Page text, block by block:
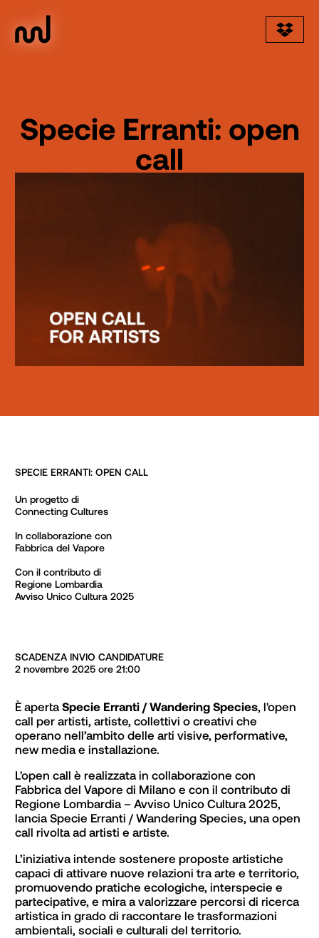
Specie Erranti: open
call
SPECIE ERRANTI: OPEN CALL
Un progetto di
Connecting Cultures
In collaborazione con
Fabbrica del Vapore
Con il contributo di
Regione Lombardia
Avviso Unico Cultura 2025
SCADENZA INVIO CANDIDATURE
2 novembre 2025 ore 21:00
È aperta Specie Erranti / Wandering Species , l'open
call per artisti, artiste, collettivi o creativi che
operano nell’ambito delle arti visive, performative,
new media e installazione.
L'open call è realizzata in collaborazione con
Fabbrica del Vapore di Milano e con il contributo di
Regione Lombardia – Avviso Unico Cultura 2025,
lancia Specie Erranti / Wandering Species, una open
call rivolta ad artisti e artiste.
L’iniziativa intende sostenere proposte artistiche
capaci di attivare nuove relazioni tra arte e territorio,
promuovendo pratiche ecologiche, interspecie e
partecipative, e mira a valorizzare percorsi di ricerca
artistica in grado di raccontare le trasformazioni
ambientali, sociali e culturali del territorio.